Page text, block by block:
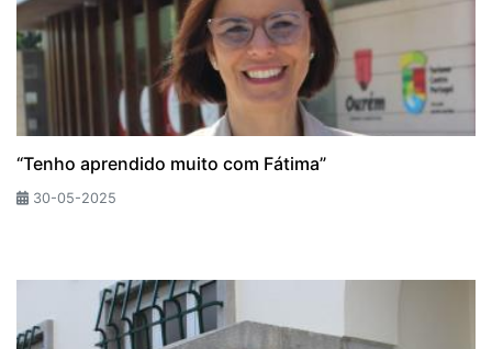
“Tenho aprendido muito com Fátima”
30-05-2025